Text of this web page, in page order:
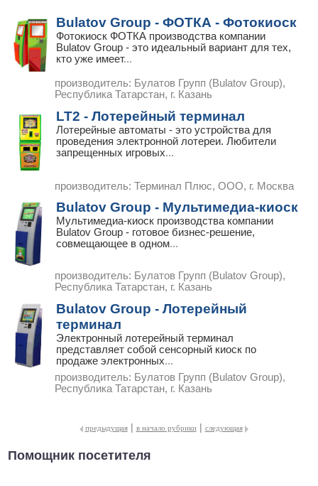
Bulatov Group - ФОТКА - Фотокиоск
Фотокиоск ФОТКА производства компании
Bulatov Group - это идеальный вариант для тех,
кто уже имеет...
производитель: Булатов Групп (Bulatov Group),
Республика Татарстан, г. Казань
LT2 - Лотерейный терминал
Лотерейные автоматы - это устройства для
проведения электронной лотереи. Любители
запрещенных игровых...
производитель: Терминал Плюс, ООО, г. Москва
Bulatov Group - Мультимедиа-киоск
Мультимедиа-киоск производства компании
Bulatov Group - готовое бизнес-решение,
совмещающее в одном...
производитель: Булатов Групп (Bulatov Group),
Республика Татарстан, г. Казань
Bulatov Group - Лотерейный
терминал
Электронный лотерейный терминал
представляет собой сенсорный киоск по
продаже электронных...
производитель: Булатов Групп (Bulatov Group),
Республика Татарстан, г. Казань
предыдущая | в начало рубрики | следующая
Помощник посетителя